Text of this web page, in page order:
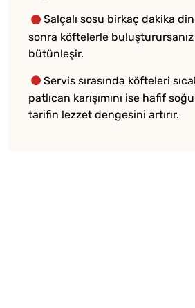
Salçalı sosu birkaç dakika
sonra köftelerle
bütünleşir.
Servis sırasında köfteleri
patlıcan karışımını ise hafif
tarifin lezzet dengesini artırır.